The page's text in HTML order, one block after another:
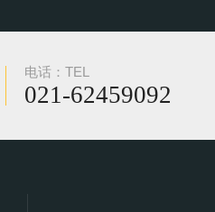
电话：TEL
021-62459092